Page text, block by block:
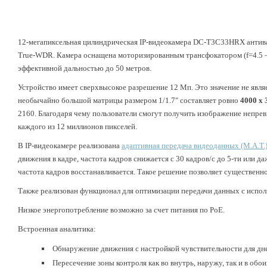
12-мегапиксельная цилиндрическая IP-видеокамера DC-T3C33HRX
True-WDR. Камера оснащена моторизированным трансфокатором
эффективной дальностью до 50 метров.
Устройство имеет сверхвысокое разрешение 12 Мп. Это значение не
необычайно большой матрицы размером 1/1.7" составляет ровно 4000 х
2160. Благодаря чему пользователи смогут получить изображение
каждого из 12 миллионов пикселей.
В IP-видеокамере реализована адаптивная передача видеоданных (M.A.T.)
движения в кадре, частота кадров снижается с 30 кадров/с до 5-ти или
частота кадров восстанавливается. Такое решение позволяет
Также реализован функционал для оптимизации передачи данных с
Низкое энергопотребление возможно за счет питания по PoE.
Встроенная аналитика:
Обнаружение движения с настройкой чувствительности для
Пересечение зоны контроля как во внутрь, наружу, так и в